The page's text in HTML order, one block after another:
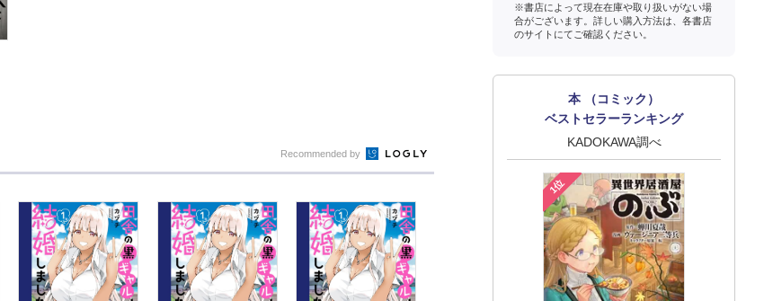
※書店によって現在在庫や取り扱いがない場
合がございます。詳しい購入方法は、各書店
のサイトにてご確認ください。
本 （コミック）
ベストセラーランキング
KADOKAWA調べ
1位
Recommended by